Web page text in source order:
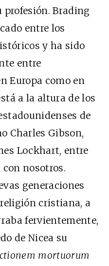
profesión. Brading
entre los
y ha sido
entre
Europa como en
a la altura de los
de
Charles Gibson,
Lockhart, entre
nosotros.
generaciones
cristiana, a
fervientemente,
de Nicea su
mortuorum